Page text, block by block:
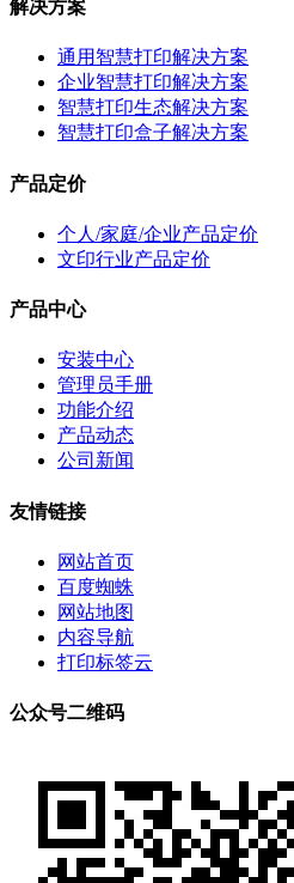
解决方案
通用智慧打印解决方案
企业智慧打印解决方案
智慧打印生态解决方案
智慧打印盒子解决方案
产品定价
个人/家庭/企业产品定价
文印行业产品定价
产品中心
安装中心
管理员手册
功能介绍
产品动态
公司新闻
友情链接
网站首页
百度蜘蛛
网站地图
内容导航
打印标签云
公众号二维码